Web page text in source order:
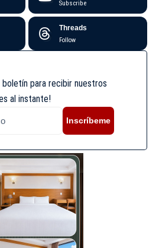
Subscribe
Threads
Follow
boletín para recibir nuestros
al instante!
Inscríbeme